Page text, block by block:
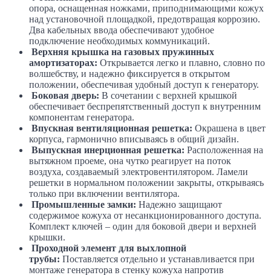
опора, оснащенная ножками, приподнимающими кожух
над установочной площадкой, предотвращая коррозию.
Два кабельных ввода обеспечивают удобное
подключение необходимых коммуникаций.
Верхняя крышка на газовых пружинных
амортизаторах: Открывается легко и плавно, словно по
волшебству, и надежно фиксируется в открытом
положении, обеспечивая удобный доступ к генератору.
Боковая дверь: В сочетании с верхней крышкой
обеспечивает беспрепятственный доступ к внутренним
компонентам генератора.
Впускная вентиляционная решетка: Окрашена в цвет
корпуса, гармонично вписываясь в общий дизайн.
Выпускная инерционная решетка: Расположенная на
вытяжном проеме, она чутко реагирует на поток
воздуха, создаваемый электровентилятором. Ламели
решетки в нормальном положении закрыты, открываясь
только при включении вентилятора.
Промышленные замки: Надежно защищают
содержимое кожуха от несанкционированного доступа.
Комплект ключей – один для боковой двери и верхней
крышки.
Проходной элемент для выхлопной
трубы: Поставляется отдельно и устанавливается при
монтаже генератора в стенку кожуха напротив